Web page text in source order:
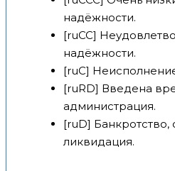
надёжности.
[ruCC]
надёжности.
[ruC]
[ruRD] Введена
администрация.
[ruD] Банкротство,
ликвидация.